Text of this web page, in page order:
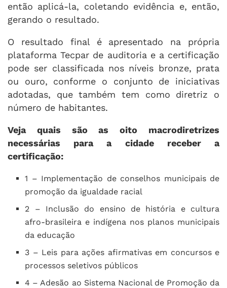
então aplicá-la, coletando evidência e, então,
gerando o resultado.
O resultado final é apresentado na própria
plataforma Tecpar de auditoria e a certificação
pode ser classificada nos níveis bronze, prata
ou ouro, conforme o conjunto de iniciativas
adotadas, que também tem como diretriz o
número de habitantes.
Veja quais são as oito macrodiretrizes
necessárias para a cidade receber a
certificação:
1 – Implementação de conselhos municipais de
promoção da igualdade racial
2 – Inclusão do ensino de história e cultura
afro-brasileira e indígena nos planos municipais
da educação
3 – Leis para ações afirmativas em concursos e
processos seletivos públicos
4 – Adesão ao Sistema Nacional de Promoção da